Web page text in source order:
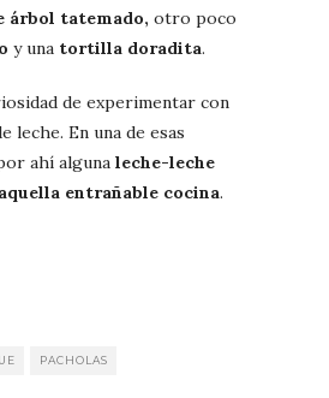
árbol tatemado, otro poco
y una tortilla doradita.
de experimentar con
leche. En una de esas
ahí alguna leche-leche
aquella entrañable cocina.
PACHOLAS